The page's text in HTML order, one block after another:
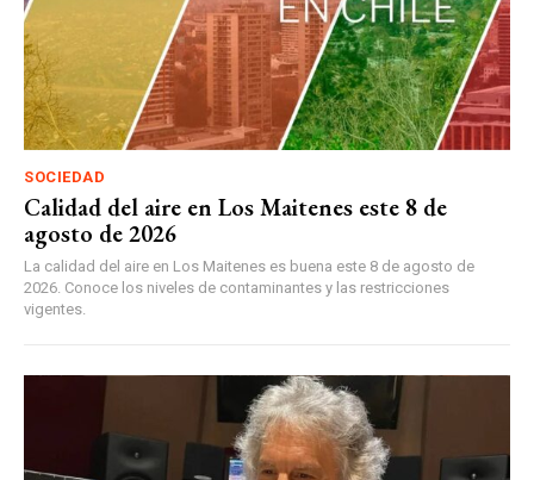
SOCIEDAD
Calidad del aire en Los Maitenes este 8 de
agosto de 2026
La calidad del aire en Los Maitenes es buena este 8 de agosto de
2026. Conoce los niveles de contaminantes y las restricciones
vigentes.